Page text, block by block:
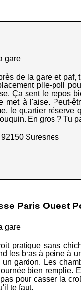
gare
de la gare et
pile-poil
Ça sent le repos
met à l'aise. Peut-
le quartier réserve
En gros ? Tu
Suresnes
Paris Ouest
gare
pratique sans
les bras à peine à
gardon. Les
bien remplie.
pour casser la
te faut.